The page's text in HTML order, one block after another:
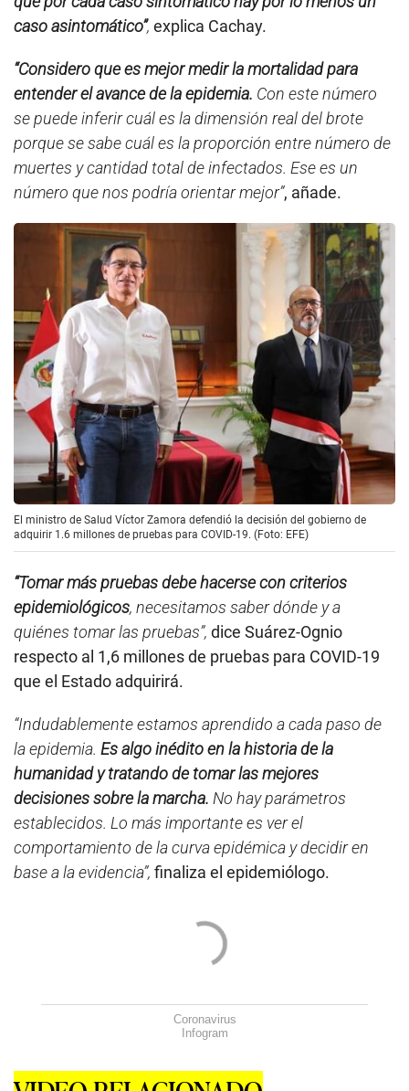
caso asintomático”, explica Cachay.
“Considero que es mejor medir la mortalidad para
entender el avance de la epidemia. Con este número
se puede inferir cuál es la dimensión real del brote
porque se sabe cuál es la proporción entre número de
muertes y cantidad total de infectados. Ese es un
número que nos podría orientar mejor”, añade.
El ministro de Salud Víctor Zamora defendió la decisión del gobierno de
adquirir 1.6 millones de pruebas para COVID-19. (Foto: EFE)
“Tomar más pruebas debe hacerse con criterios
epidemiológicos, necesitamos saber dónde y a
quiénes tomar las pruebas”, dice Suárez-Ognio
respecto al 1,6 millones de pruebas para COVID-19
que el Estado adquirirá.
“Indudablemente estamos aprendido a cada paso de
la epidemia. Es algo inédito en la historia de la
humanidad y tratando de tomar las mejores
decisiones sobre la marcha. No hay parámetros
establecidos. Lo más importante es ver el
comportamiento de la curva epidémica y decidir en
base a la evidencia”, finaliza el epidemiólogo.
Coronavirus
Infogram